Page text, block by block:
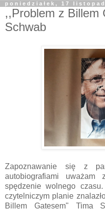
poniedziałek, 17
,,Problem z Billem
Schwab
Zapoznawanie się z
autobiografiami
spędzenie wolnego
czytelniczym planie
Billem Gatesem" Tima